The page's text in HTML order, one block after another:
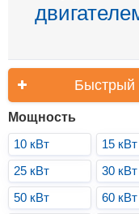
Быстрый
Мощность
10 кВт
15 кВт
25 кВт
30 кВт
50 кВт
60 кВт